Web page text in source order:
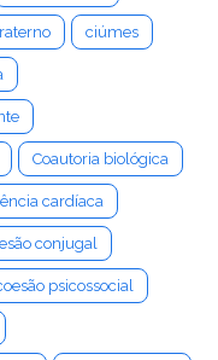
ciúmes
Coautoria biológica
cardíaca
conjugal
psicossocial